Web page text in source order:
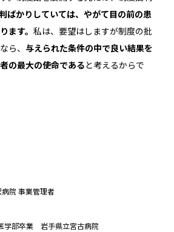
ばかりしていては、やがて目の前の患
ます。 私は、要望はしますが制度の批
ら、 与えられた条件の中で良い結果を
の最大の使命であると考えるからで
院 事業管理者
学部卒業 岩手県立宮古病院